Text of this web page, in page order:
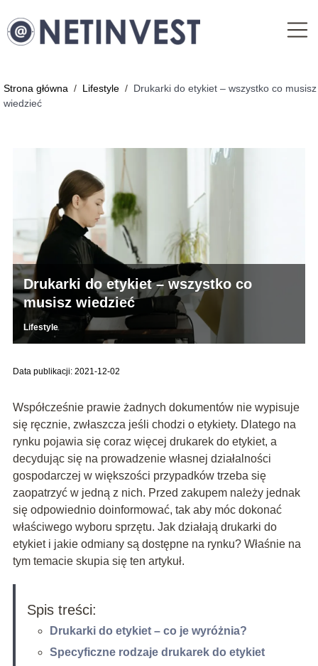
Strona główna / Lifestyle / Drukarki do etykiet – wszystko co musisz
wiedzieć
Drukarki do etykiet – wszystko co
musisz wiedzieć
Lifestyle
Data publikacji: 2021-12-02
Współcześnie prawie żadnych dokumentów nie wypisuje
się ręcznie, zwłaszcza jeśli chodzi o etykiety. Dlatego na
rynku pojawia się coraz więcej drukarek do etykiet, a
decydując się na prowadzenie własnej działalności
gospodarczej w większości przypadków trzeba się
zaopatrzyć w jedną z nich. Przed zakupem należy jednak
się odpowiednio doinformować, tak aby móc dokonać
właściwego wyboru sprzętu. Jak działają drukarki do
etykiet i jakie odmiany są dostępne na rynku? Właśnie na
tym temacie skupia się ten artykuł.
Spis treści:
Drukarki do etykiet – co je wyróżnia?
Specyficzne rodzaje drukarek do etykiet